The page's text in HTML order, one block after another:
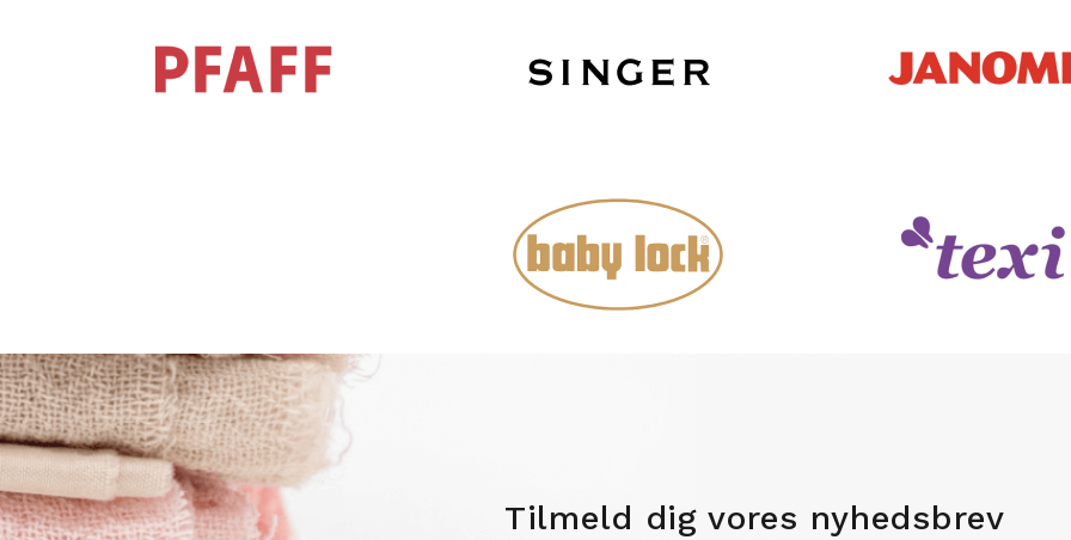
Tilmeld dig vores nyhedsbrev